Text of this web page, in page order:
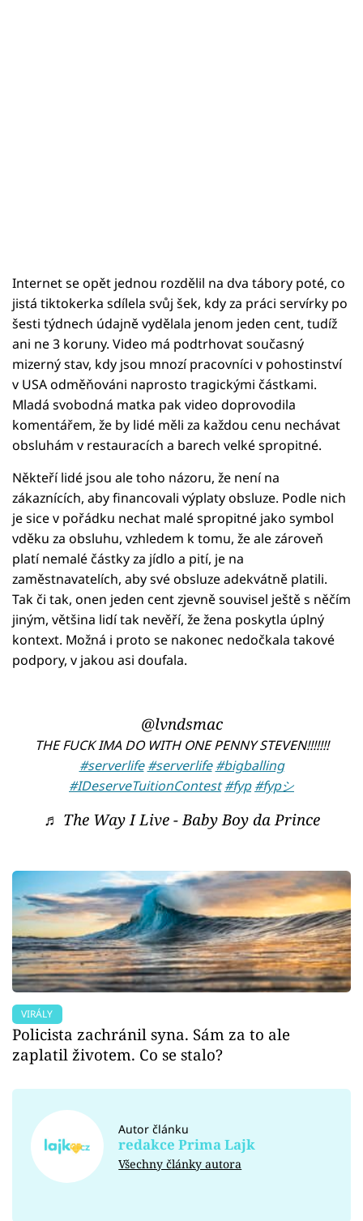
Internet se opět jednou rozdělil na dva tábory poté, co
jistá tiktokerka sdílela svůj šek, kdy za práci servírky po
šesti týdnech údajně vydělala jenom jeden cent, tudíž
ani ne 3 koruny. Video má podtrhovat současný
mizerný stav, kdy jsou mnozí pracovníci v pohostinství
v USA odměňováni naprosto tragickými částkami.
Mladá svobodná matka pak video doprovodila
komentářem, že by lidé měli za každou cenu nechávat
obsluhám v restauracích a barech velké spropitné.
Někteří lidé jsou ale toho názoru, že není na
zákaznících, aby financovali výplaty obsluze. Podle nich
je sice v pořádku nechat malé spropitné jako symbol
vděku za obsluhu, vzhledem k tomu, že ale zároveň
platí nemalé částky za jídlo a pití, je na
zaměstnavatelích, aby své obsluze adekvátně platili.
Tak či tak, onen jeden cent zjevně souvisel ještě s něčím
jiným, většina lidí tak nevěří, že žena poskytla úplný
kontext. Možná i proto se nakonec nedočkala takové
podpory, v jakou asi doufala.
@lvndsmac
THE FUCK IMA DO WITH ONE PENNY STEVEN!!!!!!!
#serverlife #serverlife #bigballing
#IDeserveTuitionContest #fyp #fypシ
♬ The Way I Live - Baby Boy da Prince
VIRÁLY
Policista zachránil syna. Sám za to ale
zaplatil životem. Co se stalo?
Autor článku
redakce Prima Lajk
Všechny články autora